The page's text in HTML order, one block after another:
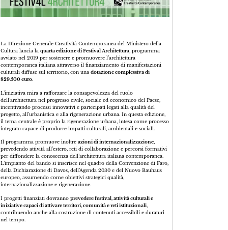
La Direzione Generale Creatività Contemporanea del Ministero della
Cultura lancia laquarta edizione di Festival Architettura, programma
avviato nel 2019 per sostenere e promuovere l’architettura
contemporanea italiana attraverso il finanziamento di manifestazioni
culturali diffuse sul territorio, con unadotazione complessiva di
829.500 euro.
L’iniziativa mira a rafforzare la consapevolezza del ruolo
dell’architettura nel progresso civile, sociale ed economico del Paese,
incentivando processi innovativi e partecipati legati alla qualità del
progetto, all’urbanistica e alla rigenerazione urbana. In questa edizione,
il tema centrale è proprio la rigenerazione urbana, intesa come processo
integrato capace di produrre impatti culturali, ambientali e sociali.
Il programma promuove inoltreazioni di internazionalizzazione,
prevedendo attività all’estero, reti di collaborazione e percorsi formativi
per diffondere la conoscenza dell’architettura italiana contemporanea.
L’impianto del bando si inserisce nel quadro della Convenzione di Faro,
della Dichiarazione di Davos, dell’Agenda 2030 e del Nuovo Bauhaus
europeo, assumendo come obiettivi strategici qualità,
internazionalizzazione e rigenerazione.
I progetti finanziati dovrannoprevedere festival, attività culturali e
iniziative capaci di attivare territori, comunità e reti istituzionali
contribuendo anche alla costruzione di contenuti accessibili e duraturi
nel tempo.